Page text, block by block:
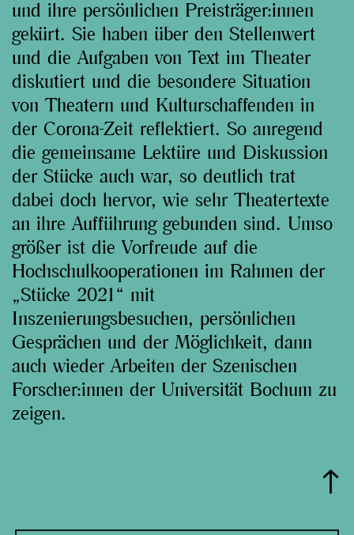
und ihre persönlichen Preisträger:innen
gekürt. Sie haben über den Stellenwert
und die Aufgaben von Text im Theater
diskutiert und die besondere Situation
von Theatern und Kulturschaffenden in
der Corona-Zeit reflektiert. So anregend
die gemeinsame Lektüre und Diskussion
der Stücke auch war, so deutlich trat
dabei doch hervor, wie sehr Theatertexte
an ihre Aufführung gebunden sind. Umso
größer ist die Vorfreude auf die
Hochschulkooperationen im Rahmen der
„Stücke 2021“ mit
Inszenierungsbesuchen, persönlichen
Gesprächen und der Möglichkeit, dann
auch wieder Arbeiten der Szenischen
Forscher:innen der Universität Bochum zu
zeigen.